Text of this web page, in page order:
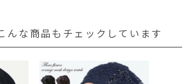
んな商品もチェックしています